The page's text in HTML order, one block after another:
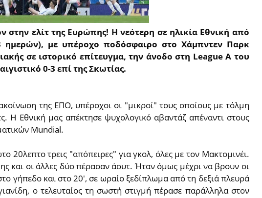
στην ελίτ της Ευρώπης! Η νεότερη σε ηλικία Εθνική από
με υπέροχο ποδόσφαιρο στο Χάμπντεν Παρκ
σε ιστορικό επίτευγμα, την άνοδο στη League A του
0-3 επί της Σκωτίας.
της ΕΠΟ, υπέροχοι οι "μικροί" τους οποίους με τόλμη
Η Εθνική μας απέκτησε ψυχολογικό αβαντάζ απέναντι στους
Mundial.
20λεπτο τρεις "απόπειρες" για γκολ, όλες με τον Μακτομινέι.
και οι άλλες δύο πέρασαν άουτ. Ήταν όμως μέχρι να βρουν οι
γήπεδο και στο 20', σε ωραίο ξεδίπλωμα από τη δεξιά πλευρά
ο τελευταίος τη σωστή στιγμή πέρασε παράλληλα στον